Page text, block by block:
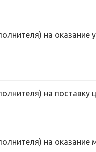
на оказание
на
на оказание